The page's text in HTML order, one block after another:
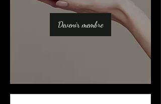
Devenir membre